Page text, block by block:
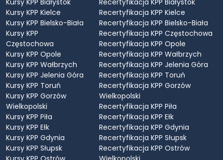
Kursy KPP Kielce
Kursy KPP Bielsko-Biała
Kursy KPP
Częstochowa
Kursy KPP Opole
Kursy KPP Wałbrzych
Kursy KPP Jelenia Góra
Kursy KPP Toruń
Kursy KPP Gorzów
Wielkopolski
Kursy KPP Piła
Kursy KPP Ełk
Kursy KPP Gdynia
Kursy KPP Słupsk
Recertyfikacja KPP Kielce
Recertyfikacja KPP Bielsko-Biała
Recertyfikacja KPP Częstochowa
Recertyfikacja KPP Opole
Recertyfikacja KPP Wałbrzych
Recertyfikacja KPP Jelenia Góra
Recertyfikacja KPP Toruń
Recertyfikacja KPP Gorzów
Wielkopolski
Recertyfikacja KPP Piła
Recertyfikacja KPP Ełk
Recertyfikacja KPP Gdynia
Recertyfikacja KPP Słupsk
Recertyfikacja KPP Ostrów